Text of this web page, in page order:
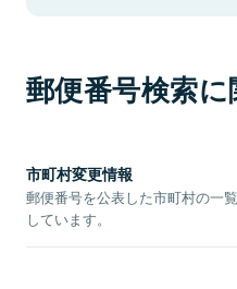
郵便番号検索
市町村変更情報
郵便番号を公表した市町村の一
しています。